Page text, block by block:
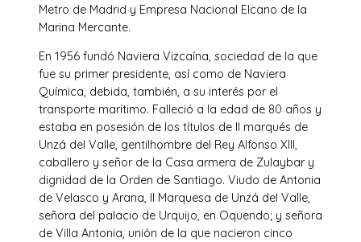
Metro de Madrid y Empresa Nacional Elcano de la
Marina Mercante.
En 1956 fundó Naviera Vizcaína, sociedad de la que
fue su primer presidente, así como de Naviera
Química, debida, también, a su interés por el
transporte marítimo. Falleció a la edad de 80 años y
estaba en posesión de los títulos de II marqués de
Unzá del Valle, gentilhombre del Rey Alfonso XIII,
caballero y señor de la Casa armera de Zulaybar y
dignidad de la Orden de Santiago. Viudo de Antonia
de Velasco y Arana, II Marquesa de Unzá del Valle,
señora del palacio de Urquijo, en Oquendo; y señora
de Villa Antonia, unión de la que nacieron cinco